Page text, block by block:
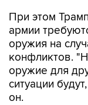
При этом
армии
оружия на
конфликтов.
оружие для
ситуации
он.